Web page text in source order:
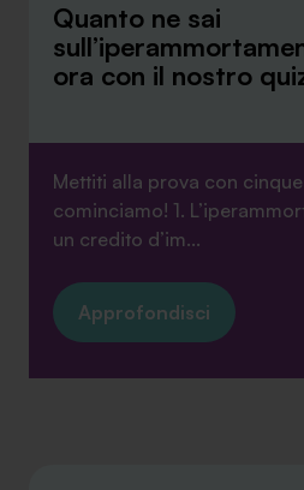
Quanto ne sai
ora con il nostro
Mettiti alla prova con
cominciamo! 1.
un credito d’im...
Approfondisci